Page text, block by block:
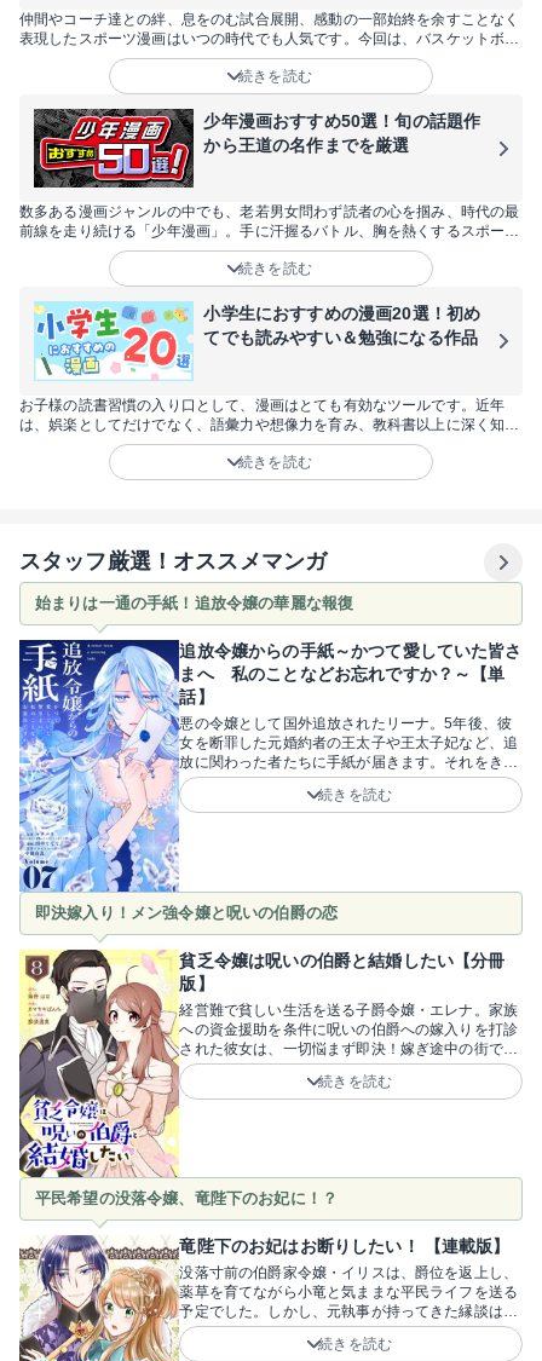
仲間やコーチ達との絆、息をのむ試合展開、感動の一部始終を余すことなく
表現したスポーツ漫画はいつの時代でも人気です。今回は、バスケットボー
ル、サッカー、野球などの人気の王道スポーツ漫画だけでなく、フィギアス
ケートやダンス、自転車、陸上といったマイナーなスポーツ漫画まで60作品
を厳選してお届けします！スポーツ漫画が好きな方はもちろん、「試しに読
んでみたい」と思っている方や女性にも楽しめる作品が目白押しです。
続きを読む
少年漫画おすすめ50選！旬の話題作
から王道の名作までを厳選
数多ある漫画ジャンルの中でも、老若男女問わず読者の心を掴み、時代の最
前線を走り続ける「少年漫画」。手に汗握るバトル、胸を熱くするスポー
ツ、そしてSNSで爆発的な話題を呼ぶ最新作まで、その魅力は尽きることが
ありません。今回は、2026年にさらなる飛躍が期待される注目作から、世
代を超えて愛され続ける不朽の名作まで、おすすめの50作品を厳選しまし
た。あなたの日常に彩りと刺激をくれる、最高の一冊をここから見つけてく
ださい。
続きを読む
小学生におすすめの漫画20選！初め
てでも読みやすい＆勉強になる作品
お子様の読書習慣の入り口として、漫画はとても有効なツールです。近年
は、娯楽としてだけでなく、語彙力や想像力を育み、教科書以上に深く知識
を学べる作品も増えています。しかし、「何から読ませればいい？」「内容
が難しくないかな？」と悩む親御さんも多いはず。そこで今回は、低学年か
ら楽しめる読みやすい作品や、学習の助けになる名作まで、小学生に今こそ
続きを読む
スタッフ厳選！オススメマンガ
始まりは一通の手紙！追放令嬢の華麗な報復
追放令嬢からの手紙～かつて愛していた皆さ
まへ 私のことなどお忘れですか？～【単
話】
悪の令嬢として国外追放されたリーナ。5年後、彼
女を断罪した元婚約者の王太子や王太子妃など、追
放に関わった者たちに手紙が届きます。それをきっ
かけに、平穏だった彼らの日々は破滅へと転落し
て……？！追放から5年、リーナがかつて自分を貶
うちに破滅の罠へと落ちていく「ざまぁ」展開！じ
わじわとターゲットを追い詰める鮮やかな復讐劇を
ぜひ堪能してください！原作・マチバリ先生、原作
イラストレーター・中條由良先生、漫画・田中てて
て先生。裏切り者たちを追い詰める華麗な報復に、
ページをめくる手が止まらなくなるはず！
続きを読む
即決嫁入り！メン強令嬢と呪いの伯爵の恋
貧乏令嬢は呪いの伯爵と結婚したい【分冊
版】
経営難で貧しい生活を送る子爵令嬢・エレナ。家族
への資金援助を条件に呪いの伯爵への嫁入りを打診
された彼女は、一切悩まず即決！嫁ぎ途中の街で起
こったハプニングで出会った、顔を隠した男性はな
んと……？恐ろしいはずの呪いの伯爵への嫁入り。
い心の壁を、メン強令嬢がどうぶち壊していくの
か？規格外なメン強ヒロインの痛快ラブファンタジ
ーです！原作・海野はな先生、ネーム構成・那須透
真先生、作画・カマヤキぱんち先生。伯爵の心の壁
を、早く取っ払って！メン強令嬢との婚約生活を、
今すぐチェック！
続きを読む
平民希望の没落令嬢、竜陛下のお妃に！？
竜陛下のお妃はお断りしたい！ 【連載版】
没落寸前の伯爵家令嬢・イリスは、爵位を返上し、
薬草を育てながら小竜と気ままな平民ライフを送る
予定でした。しかし、元執事が持ってきた縁談はま
さかの国王「竜陛下」の10番目の側妃！？お妃なん
て絶対にムリ！高給だからと竜騎士に憧れたり、
続きを読む